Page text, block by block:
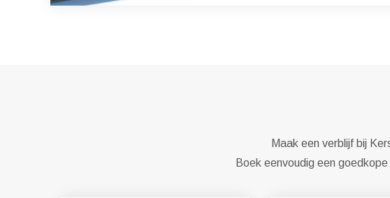
Maak een verblijf bij
Boek eenvoudig een